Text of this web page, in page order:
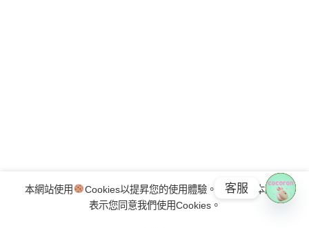
本網站使用
Cookies以提昇您的使用體驗。繼續使用本網站
表示您同意我們使用Cookies。
客服